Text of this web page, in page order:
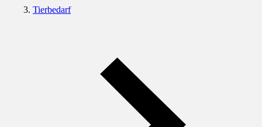
Tierbedarf